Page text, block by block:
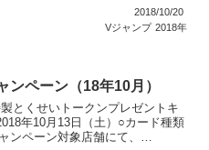
2018/10/20
Vジャンプ 2018年
ンペーン（18年10月）
とくせいトークンプレゼントキ
年10月13日（土）○カード種類
ンペーン対象店舗にて、